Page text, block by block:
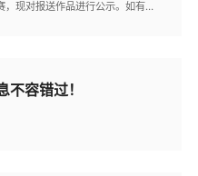
现对报送作品进行公示。如有异
容错过！